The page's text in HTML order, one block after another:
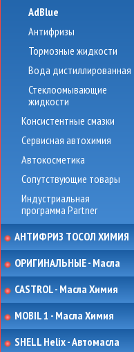
AdBlue
Антифризы
Тормозные жидкости
Вода дистиллированная
Стеклоомывающие
жидкости
Консистентные смазки
Сервисная автохимия
Автокосметика
Сопутствующие товары
Индустриальная
программа Partner
АНТИФРИЗ ТОСОЛ ХИМИЯ
ОРИГИНАЛЬНЫЕ - Масла
CASTROL - Масла Химия
MOBIL 1 - Масла Химия
SHELL Helix - Автомасла